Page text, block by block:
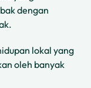
dengan
lokal yang
oleh banyak